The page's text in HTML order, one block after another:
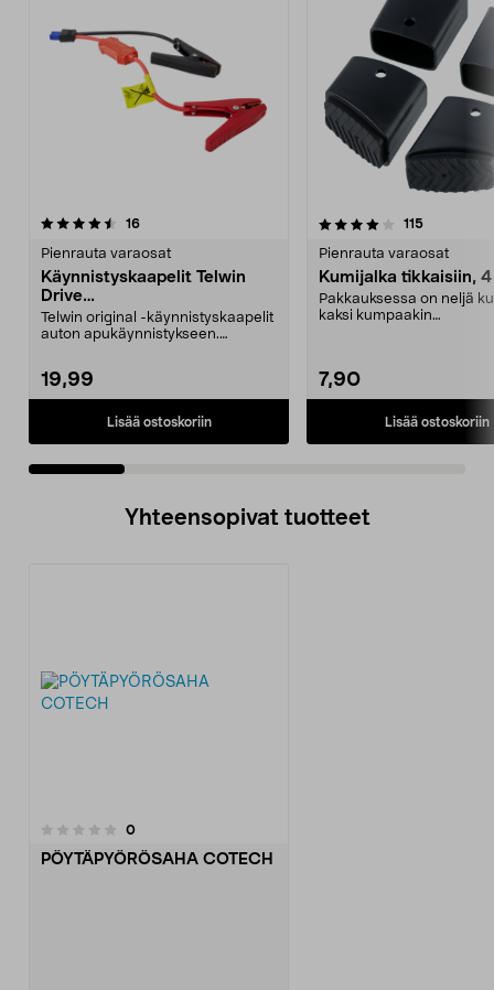
16arvostelut
Pienrauta varaosat
Käynnistyskaapelit Telwin
Drive
Mini/9000/13000/1250/150
0/1750, EC5
Telwin original -käynnistyskaapelit
auton apukäynnistykseen.
19,99
Lisää ostoskoriin
4.0 viidestä
115arvostelut
Pienrauta varaosat
Kumijalka tikkaisiin,
Pakkauksessa on neljä
kaksi kumpaakin
7,90
Lisää ostoskoriin
4.5 viidestä
Yhteensopivat tuotteet
0arvostelut
PÖYTÄPYÖRÖSAHA COTECH